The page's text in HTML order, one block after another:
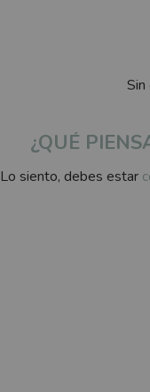
Sin
¿QUÉ
Lo siento, debes estar